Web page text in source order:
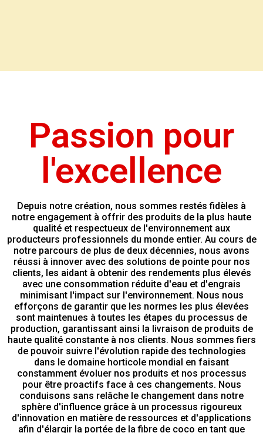
Passion pour
l'excellence
Depuis notre création, nous sommes restés fidèles à
notre engagement à offrir des produits de la plus haute
qualité et respectueux de l'environnement aux
producteurs professionnels du monde entier. Au cours de
notre parcours de plus de deux décennies, nous avons
réussi à innover avec des solutions de pointe pour nos
clients, les aidant à obtenir des rendements plus élevés
avec une consommation réduite d'eau et d'engrais
minimisant l'impact sur l'environnement. Nous nous
efforçons de garantir que les normes les plus élevées
sont maintenues à toutes les étapes du processus de
production, garantissant ainsi la livraison de produits de
haute qualité constante à nos clients. Nous sommes fiers
de pouvoir suivre l'évolution rapide des technologies
dans le domaine horticole mondial en faisant
constamment évoluer nos produits et nos processus
pour être proactifs face à ces changements. Nous
conduisons sans relâche le changement dans notre
sphère d'influence grâce à un processus rigoureux
d'innovation en matière de ressources et d'applications
afin d'élargir la portée de la fibre de coco en tant que